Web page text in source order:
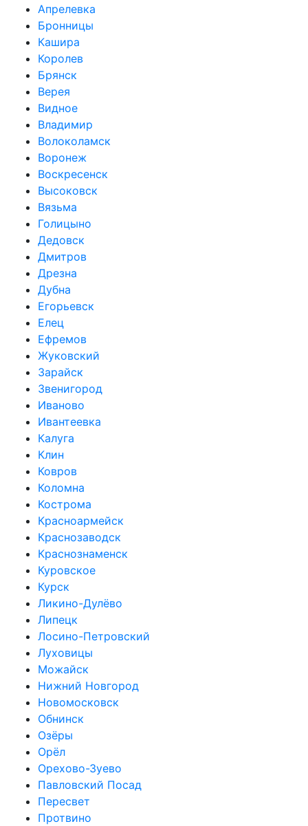
Апрелевка
Бронницы
Кашира
Королев
Брянск
Верея
Видное
Владимир
Волоколамск
Воронеж
Воскресенск
Высоковск
Вязьма
Голицыно
Дедовск
Дмитров
Дрезна
Дубна
Егорьевск
Елец
Ефремов
Жуковский
Зарайск
Звенигород
Иваново
Ивантеевка
Калуга
Клин
Ковров
Коломна
Кострома
Красноармейск
Краснозаводск
Краснознаменск
Куровское
Курск
Ликино-Дулёво
Липецк
Лосино-Петровский
Луховицы
Можайск
Нижний Новгород
Новомосковск
Обнинск
Озёры
Орёл
Орехово-Зуево
Павловский Посад
Пересвет
Протвино